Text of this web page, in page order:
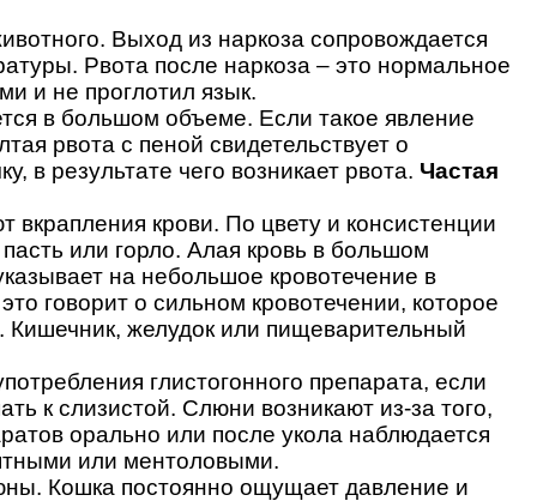
Выход из наркоза сопровождается
Рвота после наркоза – это нормальное
и не проглотил язык.
в большом объеме. Если такое явление
рвота с пеной свидетельствует о
в результате чего возникает рвота. Частая
вкрапления крови. По цвету и консистенции
или горло. Алая кровь в большом
на небольшое кровотечение в
говорит о сильном кровотечении, которое
желудок или пищеварительный
глистогонного препарата, если
к слизистой. Слюни возникают из-за того,
орально или после укола наблюдается
или ментоловыми.
Кошка постоянно ощущает давление и